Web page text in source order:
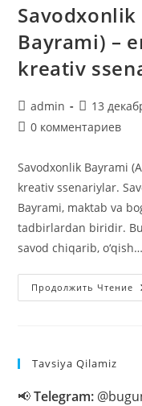
Bayrami) –
kreativ
Автор
записи:
admin
Запись
13
Комментарии
записи:
0 комментариев
Savodxonlik Bayrami
kreativ ssenariylar.
Bayrami, maktab va
tadbirlardan biridir.
savod chiqarib, o‘qish…
Продолжить Чтение
Tavsiya Qilamiz
📢Telegram: